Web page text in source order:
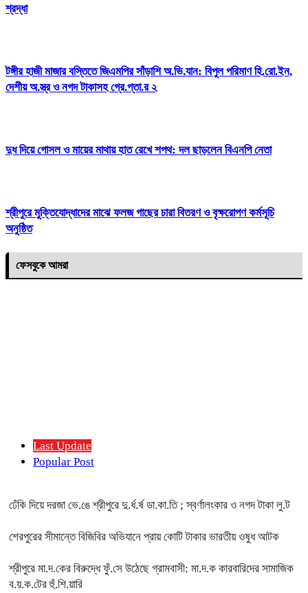
শ্রদ্ধা
টঙ্গীর হাজী মাজার বস্তিতে জিএমপির সাঁড়াশি অ.ভি.যান: বিপুল পরিমাণ হি.রো.ইন,
দেশীয় অ.স্ত্র ও নগদ টাকাসহ গ্রে.প্তা.র ২
দুধ দিয়ে গোসল ও মায়ের মাথায় হাত রেখে শপথ: দল ছাড়লেন বিএনপি নেতা
শ্রীপুরে মুক্তিযোদ্ধাদের মাঝে ফলজ গাছের চারা বিতরণ ও বৃক্ষরোপণ কর্মসূচি
অনুষ্ঠিত
ফেসবুকে আমরা
Last Update
Popular Post
ঢেঁকি দিয়ে দরজা ভে.ঙে শ্রীপুরে দু.র্ধ.র্ষ ডা.কা.তি ; স্বর্ণালংকার ও নগদ টাকা লু.ট
শেরপুরের সীমান্তে বিজিবির অভিযানে প্রায় কোটি টাকার ভারতীয় ওষুধ আটক
শ্রীপুরে মা.দ.কের বিরুদ্ধে ফুঁ.সে উঠেছে গ্রামবাসী: মা.দ.ক কারবারিদের সামাজিক
ব.য়.ক.টের হুঁ.শি.য়ারি